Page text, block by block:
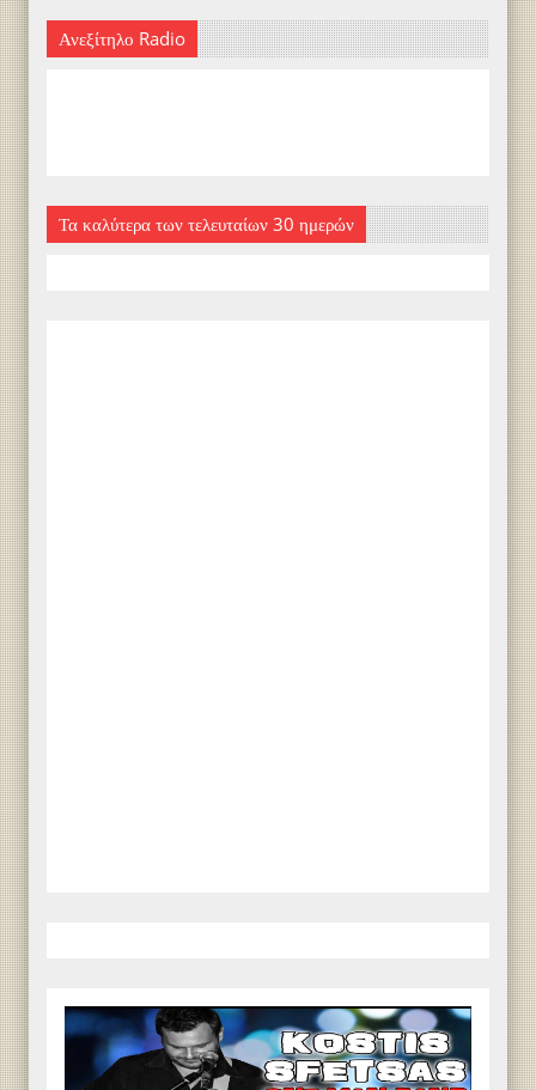
Ανεξίτηλο Radio
Τα καλύτερα των τελευταίων 30 ημερών